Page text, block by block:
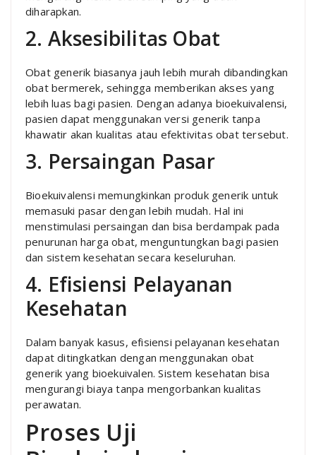
diharapkan.
2. Aksesibilitas Obat
Obat generik biasanya jauh lebih murah dibandingkan
obat bermerek, sehingga memberikan akses yang
lebih luas bagi pasien. Dengan adanya bioekuivalensi,
pasien dapat menggunakan versi generik tanpa
khawatir akan kualitas atau efektivitas obat tersebut.
3. Persaingan Pasar
Bioekuivalensi memungkinkan produk generik untuk
memasuki pasar dengan lebih mudah. Hal ini
menstimulasi persaingan dan bisa berdampak pada
penurunan harga obat, menguntungkan bagi pasien
dan sistem kesehatan secara keseluruhan.
4. Efisiensi Pelayanan
Kesehatan
Dalam banyak kasus, efisiensi pelayanan kesehatan
dapat ditingkatkan dengan menggunakan obat
generik yang bioekuivalen. Sistem kesehatan bisa
mengurangi biaya tanpa mengorbankan kualitas
perawatan.
Proses Uji